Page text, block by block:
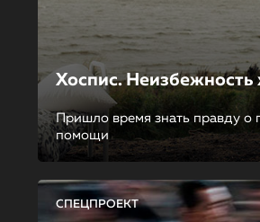
Хоспис. Неизбежность
Пришло время знать правду о
помощи
СПЕЦПРОЕКТ